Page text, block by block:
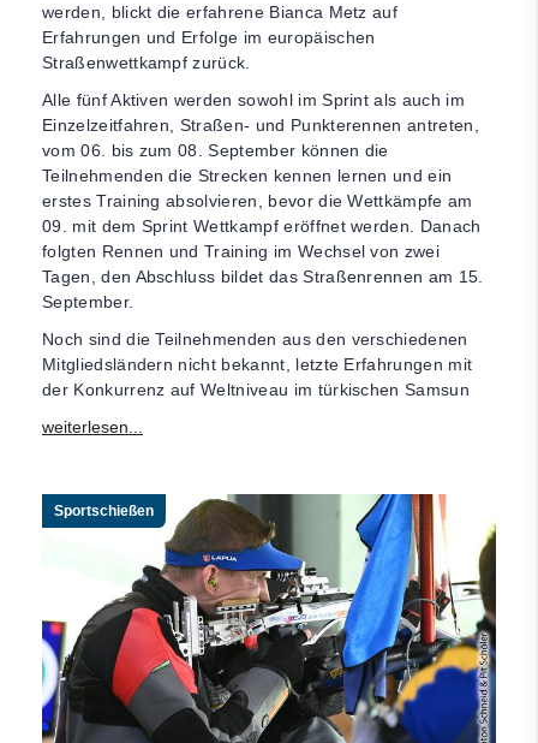
werden, blickt die erfahrene Bianca Metz auf
Erfahrungen und Erfolge im europäischen
Straßenwettkampf zurück.
Alle fünf Aktiven werden sowohl im Sprint als auch im
Einzelzeitfahren, Straßen- und Punkterennen antreten,
vom 06. bis zum 08. September können die
Teilnehmenden die Strecken kennen lernen und ein
erstes Training absolvieren, bevor die Wettkämpfe am
09. mit dem Sprint Wettkampf eröffnet werden. Danach
folgten Rennen und Training im Wechsel von zwei
Tagen, den Abschluss bildet das Straßenrennen am 15.
September.
Noch sind die Teilnehmenden aus den verschiedenen
Mitgliedsländern nicht bekannt, letzte Erfahrungen mit
der Konkurrenz auf Weltniveau im türkischen Samsun
Sportschießen